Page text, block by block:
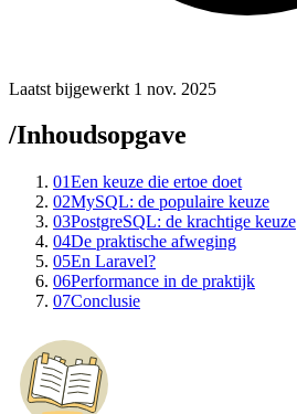
Laatst bijgewerkt 1 nov. 2025
/Inhoudsopgave
01Een keuze die ertoe doet
02MySQL: de populaire keuze
03PostgreSQL: de krachtige keuze
04De praktische afweging
05En Laravel?
06Performance in de praktijk
07Conclusie